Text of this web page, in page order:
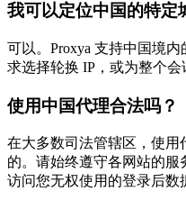
我可以定位中国的特定
可以。Proxya 支持中国境
求选择轮换 IP，或为整个会
使用中国代理合法吗？
在大多数司法管辖区，使
的。请始终遵守各网站的
访问您无权使用的登录后数